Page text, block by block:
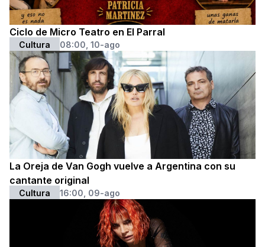
Ciclo de Micro Teatro en El Parral
Cultura 08:00, 10-ago
La Oreja de Van Gogh vuelve a Argentina con su
cantante original
Cultura 16:00, 09-ago